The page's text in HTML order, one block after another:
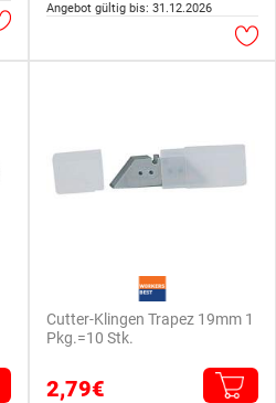
Angebot gültig bis: 31.12.2026
Cutter-Klingen Trapez 19mm 1
Pkg.=10 Stk.
2,79€